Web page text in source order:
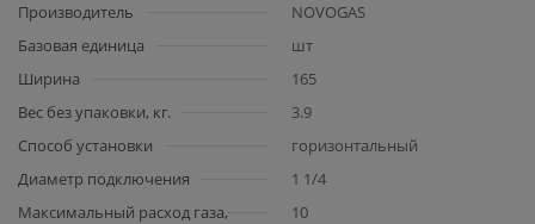
Производитель
NOVOGAS
Базовая единица
шт
Ширина
165
Вес без упаковки, кг.
3.9
Способ установки
горизонтальный
Диаметр подключения
1 1/4
Максимальный расход газа,
10